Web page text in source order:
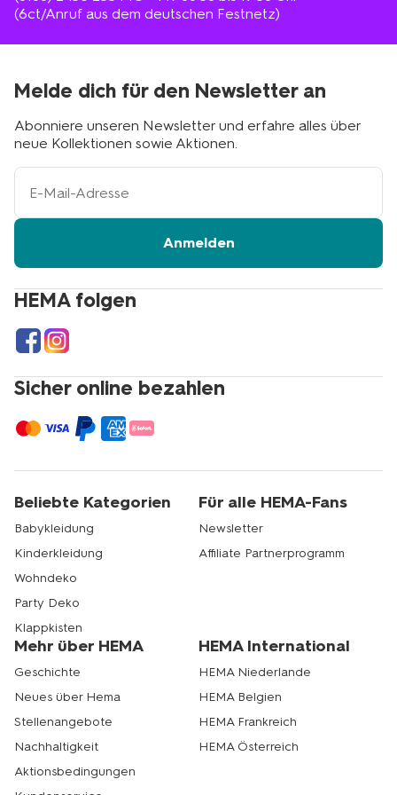
(6ct/Anruf aus dem deutschen Festnetz)
HEMA folgen
Sicher online bezahlen
Melde dich für den Newsletter an
Abonniere unseren Newsletter und erfahre alles über
neue Kollektionen sowie Aktionen.
Ihre
Adresse
Anmelden
Beliebte Kategorien
Babykleidung
Kinderkleidung
Wohndeko
Party Deko
Klappkisten
Für alle HEMA-Fans
Newsletter
Affiliate Partnerprogramm
Mehr über HEMA
Geschichte
Neues über Hema
Stellenangebote
Nachhaltigkeit
Aktionsbedingungen
HEMA International
HEMA Niederlande
HEMA Belgien
HEMA Frankreich
HEMA Österreich